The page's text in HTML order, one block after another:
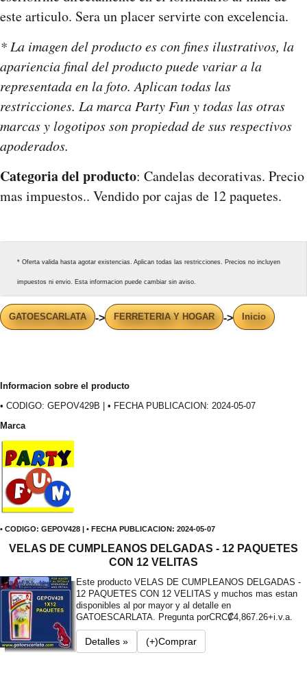
este articulo. Sera un placer servirte con excelencia.
* La imagen del producto es con fines ilustrativos, la
apariencia final del producto puede variar a la
representada en la foto. Aplican todas las
restricciones. La marca Party Fun y todas las otras
marcas y logotipos son propiedad de sus respectivos
apoderados.
Categoria del producto: Candelas decorativas. Precio
mas impuestos.. Vendido por cajas de 12 paquetes.
* Oferta valida hasta agotar existencias. Aplican todas las restricciones. Precios no incluyen
impuestos ni envio. Esta informacion puede cambiar sin aviso.
GATOESCARLATA -> FERRETERIA Y HOGAR -> Inicio
Informacion sobre el producto
• CODIGO: GEPOV429B | • FECHA PUBLICACION: 2024-05-07
Marca
• CODIGO: GEPOV428 | • FECHA PUBLICACION: 2024-05-07
VELAS DE CUMPLEANOS DELGADAS - 12 PAQUETES
CON 12 VELITAS
Este producto VELAS DE CUMPLEANOS DELGADAS -
12 PAQUETES CON 12 VELITAS y muchos mas estan
disponibles al por mayor y al detalle en
GATOESCARLATA. Pregunta porCRC₡4,867.26+i.v.a.
Detalles » (+)Comprar